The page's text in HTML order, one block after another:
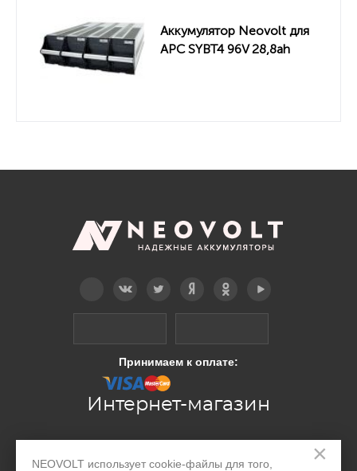
×
NEOVOLT использует cookie-файлы для того,
Аккумулятор Neovolt для
APC SYBT4 96V 28,8ah
Принимаем к оплате:
Интернет-магазин